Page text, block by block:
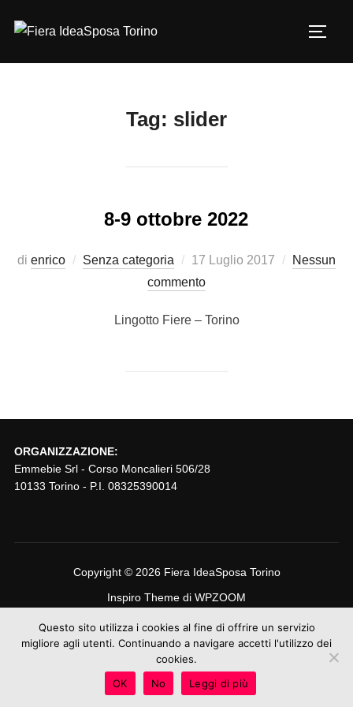
Tag: slider
8-9 ottobre 2022
di enrico Senza categoria
Pubblicato
il
17 Luglio 2017
Nessun
commento
Lingotto Fiere – Torino
ORGANIZZAZIONE:
Emmebie Srl - Corso Moncalieri 506/28
10133 Torino - P.I. 08325390014
Copyright © 2026 Fiera IdeaSposa Torino
Inspiro Theme di WPZOOM
Questo sito utilizza i cookies al fine di offrire un servizio
migliore agli utenti. Continuando a navigare accetti l'utilizzo dei
cookies.
OK
No Leggi di più